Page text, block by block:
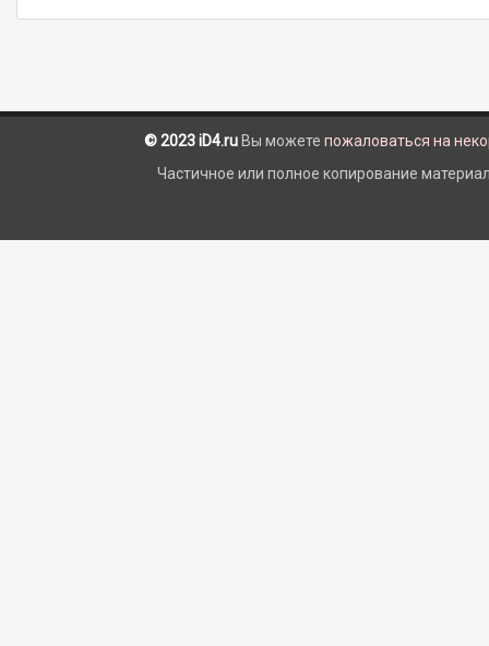
© 2023 iD4.ru Вы можете пожаловаться на
Частичное или полное копирование